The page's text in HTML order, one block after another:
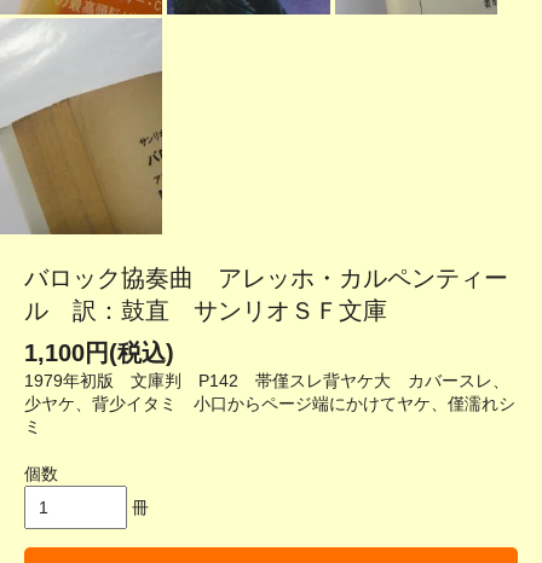
バロック協奏曲 アレッホ・カルペンティー
ル 訳：鼓直 サンリオＳＦ文庫
1,100円(税込)
1979年初版 文庫判 P142 帯僅スレ背ヤケ大 カバースレ、
少ヤケ、背少イタミ 小口からページ端にかけてヤケ、僅濡れシ
ミ
個数
冊